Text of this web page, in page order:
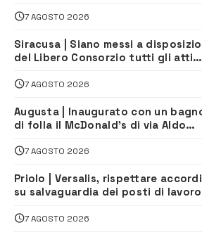
7 AGOSTO 2026
Siracusa | Siano messi a
del Libero Consorzio tutti gli atti
7 AGOSTO 2026
Augusta | Inaugurato con un
di folla il McDonald’s di via Aldo
7 AGOSTO 2026
Priolo | Versalis, rispettare accordi
su salvaguardia dei posti di
7 AGOSTO 2026